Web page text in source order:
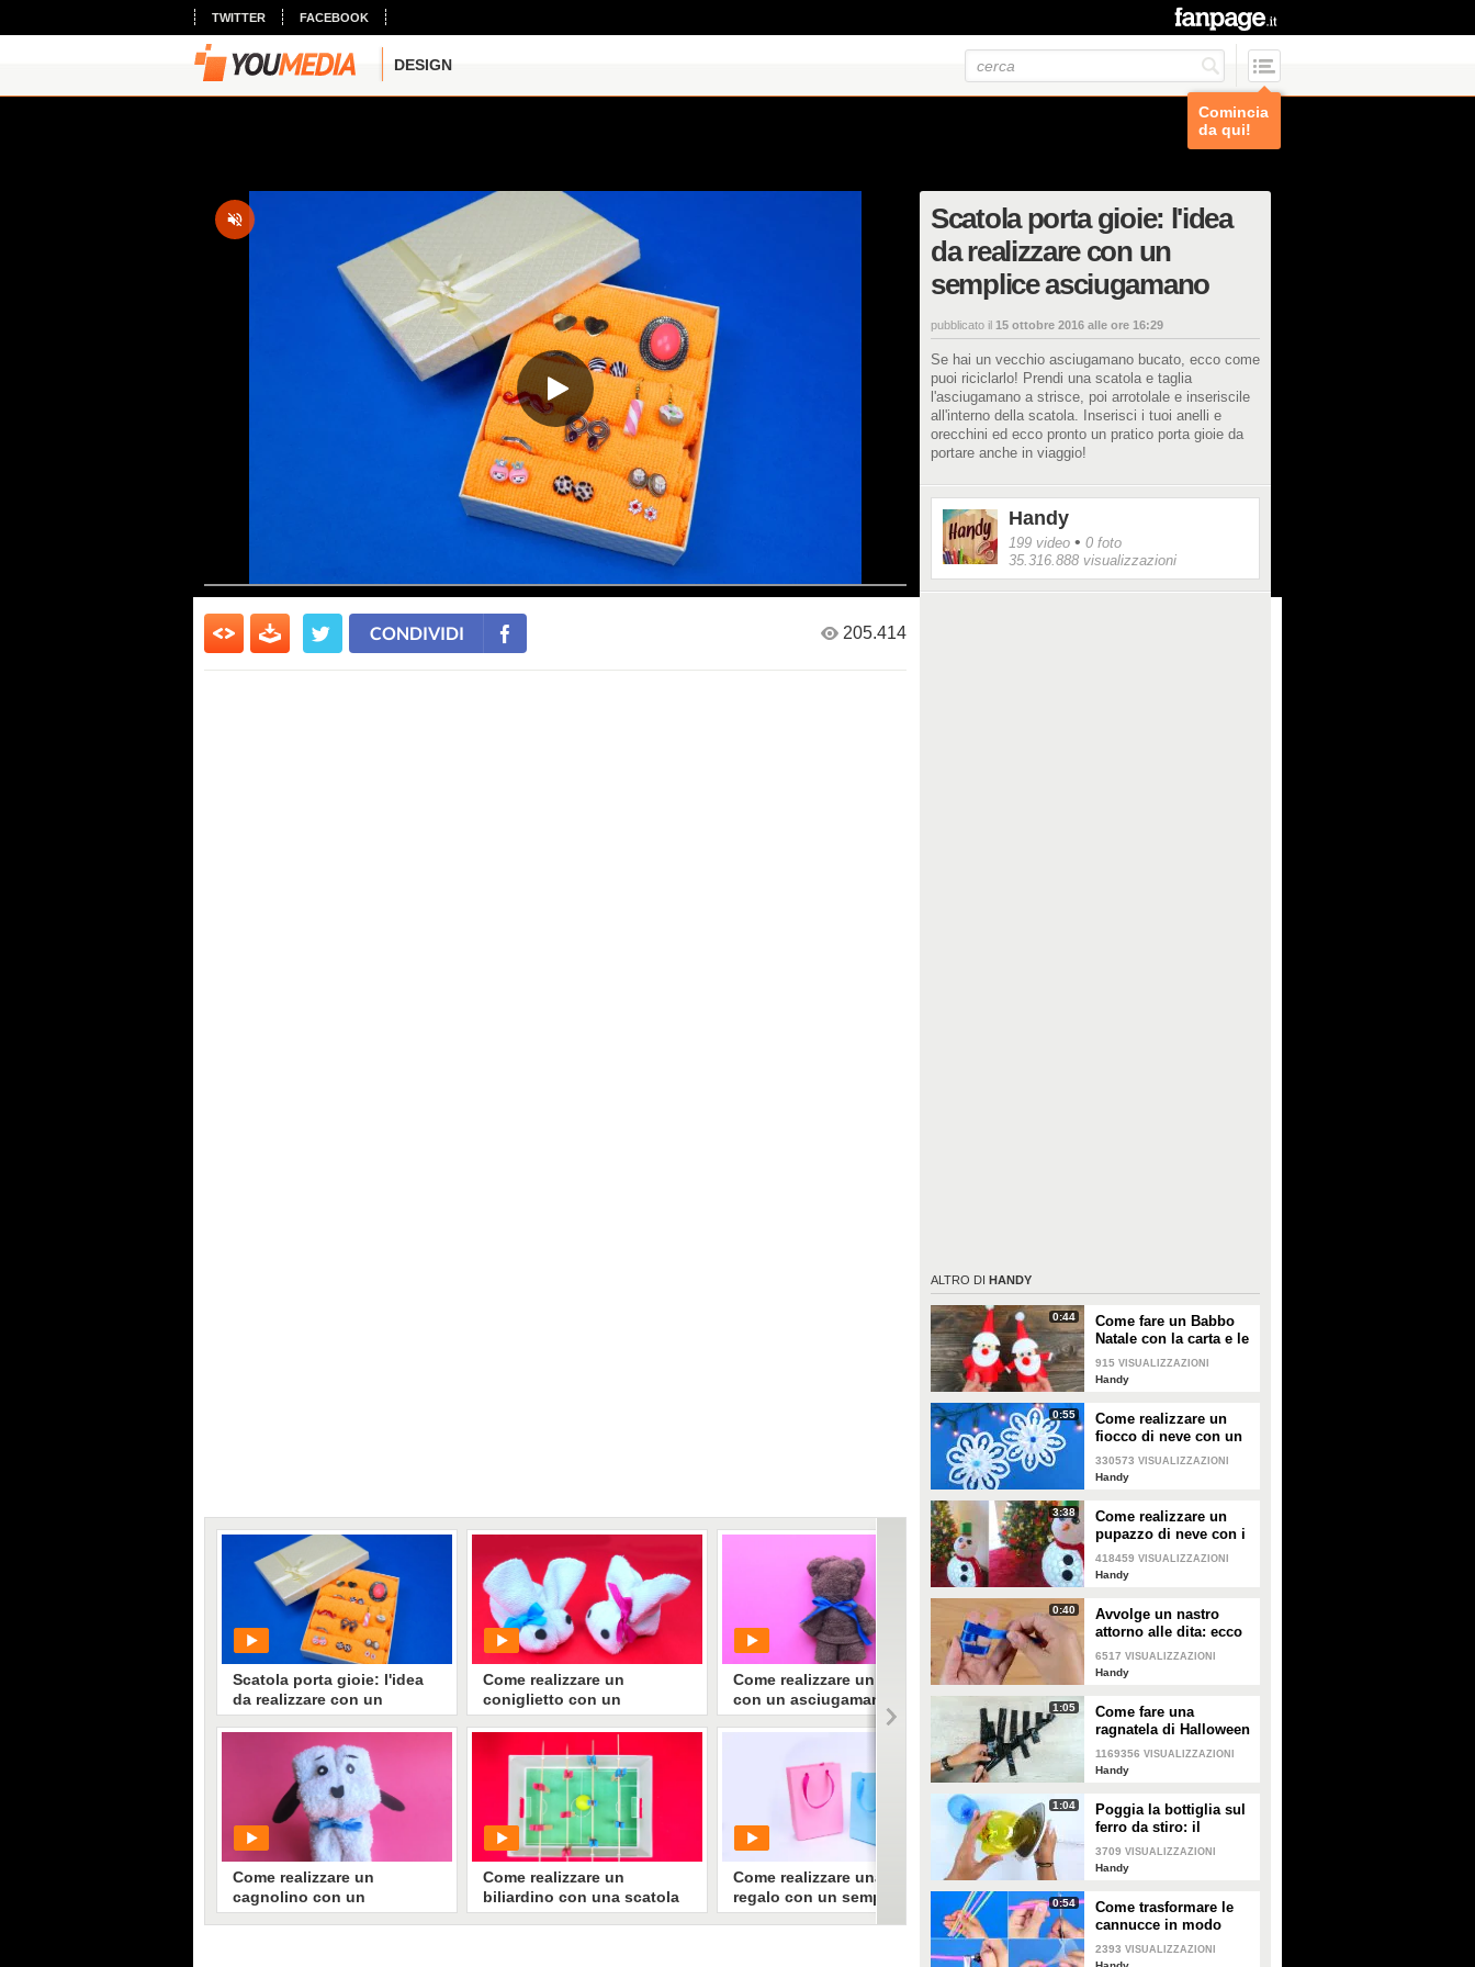
TWITTER FACEBOOK
DESIGN
Comincia
da qui!
Scatola porta gioie: l'idea
da realizzare con un
semplice asciugamano
pubblicato il 15 ottobre 2016 alle ore 16:29
Se hai un vecchio asciugamano bucato, ecco come
puoi riciclarlo! Prendi una scatola e taglia
l'asciugamano a strisce, poi arrotolale e inseriscile
all'interno della scatola. Inserisci i tuoi anelli e
orecchini ed ecco pronto un pratico porta gioie da
portare anche in viaggio!
Handy
199 video • 0 foto
35.316.888 visualizzazioni
ALTRO DI HANDY
0:44
Come fare un Babbo
Natale con la carta e le
salviette struccanti
915 VISUALIZZAZIONI
Handy
0:55
Come realizzare un
fiocco di neve con un
foglio di carta
330573 VISUALIZZAZIONI
Handy
3:38
Come realizzare un
pupazzo di neve con i
bicchieri di plastica
418459 VISUALIZZAZIONI
Handy
0:40
Avvolge un nastro
attorno alle dita: ecco
cosa realizza
6517 VISUALIZZAZIONI
Handy
1:05
Come fare una
ragnatela di Halloween
1169356 VISUALIZZAZIONI
Handy
1:04
Poggia la bottiglia sul
ferro da stiro: il
trucchetto utile da
provare
3709 VISUALIZZAZIONI
Handy
0:54
Come trasformare le
cannucce in modo
geniale
2393 VISUALIZZAZIONI
CONDIVIDI 205.414
Scatola porta gioie: l'idea
da realizzare con un
semplice asciugamano
PLAY
205413• diHandy
Come realizzare un
cagnolino con un
asciugamano
Come realizzare un
coniglietto con un
asciugamano
PLAY
235860 Handy
Come realizzare un
biliardino con una scatola
per le scarpe
Come realizzare un orsetto
con un asciugamano
PLAY
162869
Come realizzare una busta
regalo con un semplice
foglio di carta
Come riciclare una scatola
di cereali
PLAY
76650• di Handy
Come piegare un
asciugamano a forma di
fiore: l'idea per sorprendere
i vostri ospiti